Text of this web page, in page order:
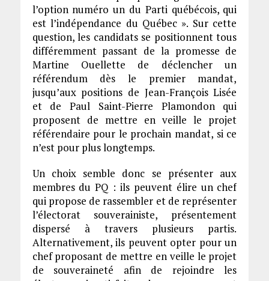
l’option numéro un du Parti québécois, qui
est l’indépendance du Québec ». Sur cette
question, les candidats se positionnent tous
différemment passant de la promesse de
Martine Ouellette de déclencher un
référendum dès le premier mandat,
jusqu’aux positions de Jean-François Lisée
et de Paul Saint-Pierre Plamondon qui
proposent de mettre en veille le projet
référendaire pour le prochain mandat, si ce
n’est pour plus longtemps.
Un choix semble donc se présenter aux
membres du PQ : ils peuvent élire un chef
qui propose de rassembler et de représenter
l’électorat souverainiste, présentement
dispersé à travers plusieurs partis.
Alternativement, ils peuvent opter pour un
chef proposant de mettre en veille le projet
de souveraineté afin de rejoindre les